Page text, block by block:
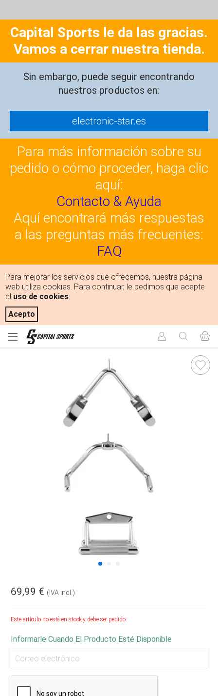
Capital Sports le da las gracias.
Vamos a cerrar nuestra tienda.
Sin embargo, puede seguir encontrando
nuestros productos en:
electronic-star.es
Para más información sobre su
pedido o cómo proceder, haga clic
aquí:
Contacto & Ayuda
Aquí encontrará más respuestas
a las preguntas más frecuentes:
FAQ
Para mejorar los servicios que ofrecemos, nuestra página
web utiliza cookies. Para continuar, le pedimos que acepte
el uso de cookies.
Acepto
69,99 € (IVA incl.)
Este artículo no está en stock y debe ser pedido.
Informarle Cuando El Producto Esté Disponible